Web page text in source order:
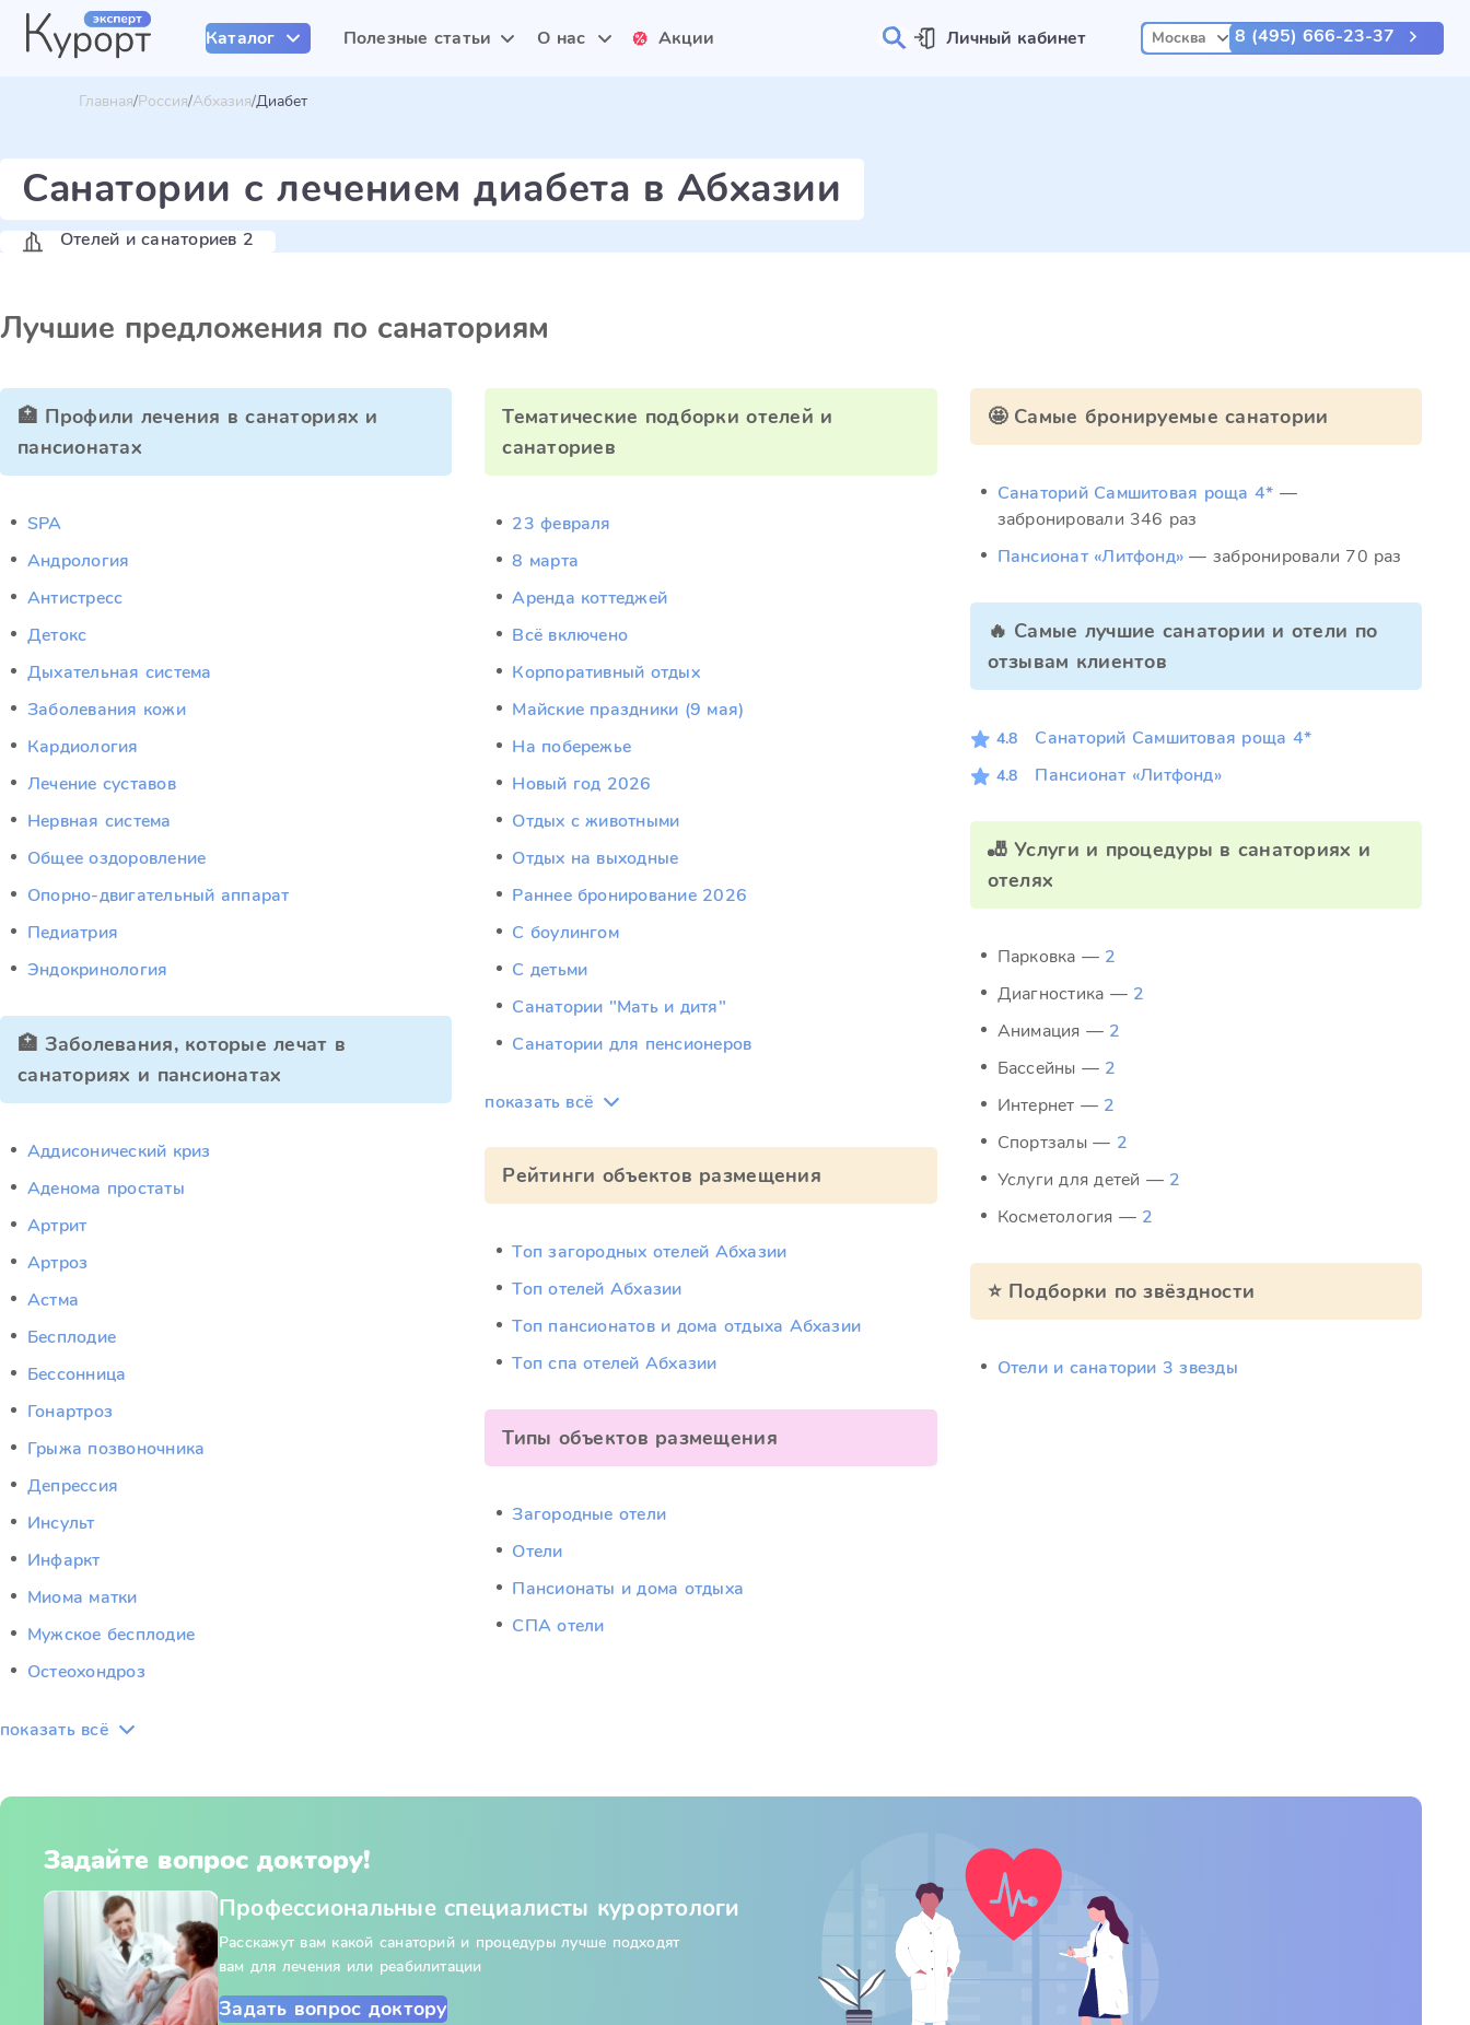
Каталог Полезные статьи О нас Акции Личный кабинет Москва 8 (495) 666-23-37
Главная Россия Абхазия Диабет
Санатории с лечением диабета в Абхазии
Отелей и санаториев 2
Лучшие предложения по санаториям
🏥 Профили лечения в санаториях и
пансионатах
SPA
Андрология
Антистресс
Детокс
Дыхательная система
Заболевания кожи
Кардиология
Лечение суставов
Нервная система
Общее оздоровление
Опорно-двигательный аппарат
Педиатрия
Эндокринология
🏥 Заболевания, которые лечат в
санаториях и пансионатах
Аддисонический криз
Аденома простаты
Артрит
Артроз
Астма
Бесплодие
Бессонница
Гонартроз
Грыжа позвоночника
Депрессия
Инсульт
Инфаркт
Миома матки
Мужское бесплодие
Остеохондроз
показать всё
Тематические подборки отелей и
санаториев
23 февраля
8 марта
Аренда коттеджей
Всё включено
Корпоративный отдых
Майские праздники (9 мая)
На побережье
Новый год 2026
Отдых c животными
Отдых на выходные
Раннее бронирование 2026
С боулингом
С детьми
Санатории "Мать и дитя"
Санатории для пенсионеров
показать всё
Рейтинги объектов размещения
Топ загородных отелей Абхазии
Топ отелей Абхазии
Топ пансионатов и дома отдыха Абхазии
Топ спа отелей Абхазии
Типы объектов размещения
Загородные отели
Отели
Пансионаты и дома отдыха
СПА отели
🤩 Самые бронируемые санатории
Санаторий Самшитовая роща 4* —
забронировали 346 раз
Пансионат «Литфонд» — забронировали 70 раз
🔥 Самые лучшие санатории и отели по
отзывам клиентов
4.8 Санаторий Самшитовая роща 4*
4.8 Пансионат «Литфонд»
🎳 Услуги и процедуры в санаториях и
отелях
Парковка — 2
Диагностика — 2
Анимация — 2
Бассейны — 2
Интернет — 2
Спортзалы — 2
Услуги для детей — 2
Косметология — 2
⭐ Подборки по звёздности
Отели и санатории 3 звезды
Задайте вопрос доктору!
Профессиональные специалисты курортологи
Расскажут вам какой санаторий и процедуры лучше подходят
вам для лечения или реабилитации
Задать вопрос доктору